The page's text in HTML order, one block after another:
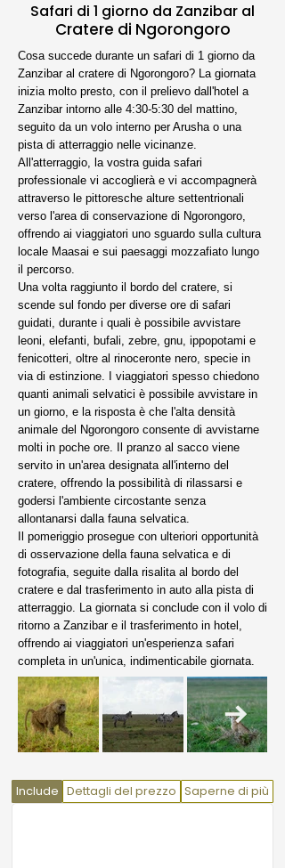
Safari di 1 giorno da Zanzibar al
Cratere di Ngorongoro
Cosa succede durante un safari di 1 giorno da
Zanzibar al cratere di Ngorongoro? La giornata
inizia molto presto, con il prelievo dall'hotel a
Zanzibar intorno alle 4:30-5:30 del mattino,
seguito da un volo interno per Arusha o una
pista di atterraggio nelle vicinanze.
All'atterraggio, la vostra guida safari
professionale vi accoglierà e vi accompagnerà
attraverso le pittoresche alture settentrionali
verso l'area di conservazione di Ngorongoro,
offrendo ai viaggiatori uno sguardo sulla cultura
locale Maasai e sui paesaggi mozzafiato lungo
il percorso.
Una volta raggiunto il bordo del cratere, si
scende sul fondo per diverse ore di safari
guidati, durante i quali è possibile avvistare
leoni, elefanti, bufali, zebre, gnu, ippopotami e
fenicotteri, oltre al rinoceronte nero, specie in
via di estinzione. I viaggiatori spesso chiedono
quanti animali selvatici è possibile avvistare in
un giorno, e la risposta è che l'alta densità
animale del Ngorongoro consente di avvistarne
molti in poche ore. Il pranzo al sacco viene
servito in un'area designata all'interno del
cratere, offrendo la possibilità di rilassarsi e
godersi l'ambiente circostante senza
allontanarsi dalla fauna selvatica.
Il pomeriggio prosegue con ulteriori opportunità
di osservazione della fauna selvatica e di
fotografia, seguite dalla risalita al bordo del
cratere e dal trasferimento in auto alla pista di
atterraggio. La giornata si conclude con il volo di
ritorno a Zanzibar e il trasferimento in hotel,
offrendo ai viaggiatori un'esperienza safari
completa in un'unica, indimenticabile giornata.
Include Dettagli del prezzo Saperne di più